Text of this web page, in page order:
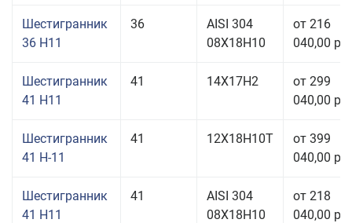
Шестигранник
36 H11
36
AISI 304
08Х18Н10
от 216
040,00
Шестигранник
41 H11
41 14Х17Н2
от 299
040,00
Шестигранник
41 Н-11
41 12Х18Н10Т
от 399
040,00
Шестигранник
41 H11
41
AISI 304
08Х18Н10
от 218
040,00